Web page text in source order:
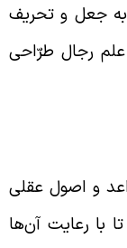
جعل و تحریف
رجال طرّاحی
و اصول عقلی
رعایت آن‌ها